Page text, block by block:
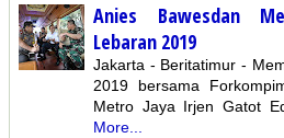
Anies Bawesdan
Lebaran 2019
Jakarta - Beritatimur -
2019 bersama
Metro Jaya Irjen Gatot
More...